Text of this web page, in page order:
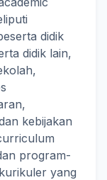
didik
didik lain,
kebijakan
program-
yang